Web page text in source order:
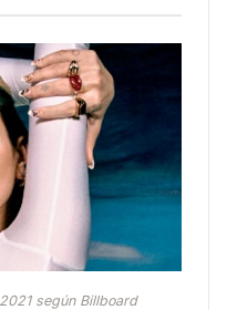
según Billboard